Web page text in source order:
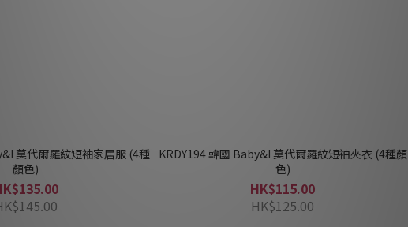
莫代爾羅紋短袖家居服 (4種
顏色)
KRDY194 韓國 Baby&I 莫代爾羅紋短䄂夾衣 (4種顏
色)
HK$115.00
HK$125.00